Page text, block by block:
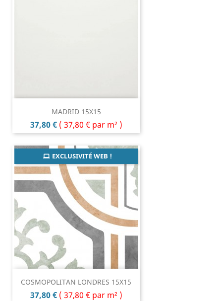
MADRID 15X15
Prix
37,80 € ( 37,80 € par m² )
COSMOPOLITAN LONDRES 15X15
Prix
37,80 € ( 37,80 € par m² )
EXCLUSIVITÉ WEB !